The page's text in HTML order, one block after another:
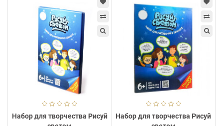
Набор для творчества Рисуй
Набор для творчества Рисуй